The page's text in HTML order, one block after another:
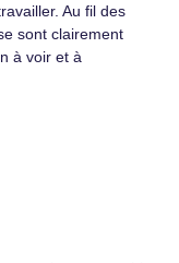
Au fil des
sont clairement
à voir et à